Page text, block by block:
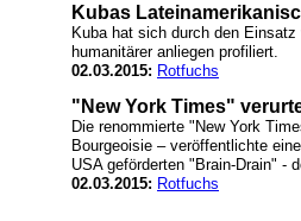
Kubas
Kuba hat sich durch den
humanitärer anliegen profiliert.
02.03.2015: Rotfuchs
"New York Times"
Die renommierte "New York
Bourgeoisie – veröffentlichte
USA geförderten "Brain-Drain" -
02.03.2015: Rotfuchs